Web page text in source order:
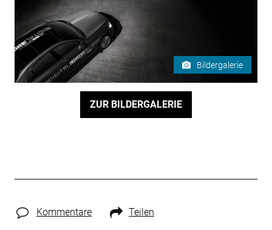
Bildergalerie
ZUR BILDERGALERIE
Kommentare Teilen